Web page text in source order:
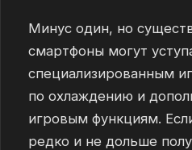
Минус один, но
смартфоны могут
специализированным
по охлаждению и
игровым функциям.
редко и не дольше